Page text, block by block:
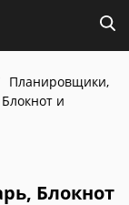
Планировщики,
и
Блокнот